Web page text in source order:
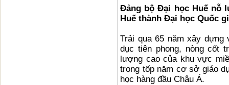
Đảng bộ Đại học Huế nỗ
Huế thành Đại học Quốc
Trải qua 65 năm xây
dục tiên phong, nòng cốt
lượng cao của khu vực
trong tốp năm cơ sở giáo
học hàng đầu Châu Á.